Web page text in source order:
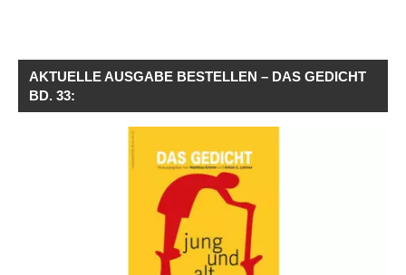
AKTUELLE AUSGABE BESTELLEN – DAS GEDICHT
BD. 33: